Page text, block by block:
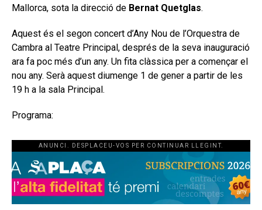
Mallorca, sota la direcció de Bernat Quetglas.
Aquest és el segon concert d’Any Nou de l’Orquestra de
Cambra al Teatre Principal, després de la seva inauguració
ara fa poc més d’un any. Un fita clàssica per a començar el
nou any. Serà aquest diumenge 1 de gener a partir de les
19 h a la sala Principal.
Programa:
ANUNCI. DESPLACEU-VOS PER CONTINUAR LLEGINT.